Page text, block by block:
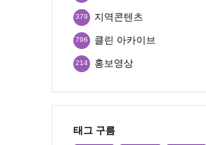
지역콘텐츠
379
클린 아카이브
796
홍보영상
214
태그 구름